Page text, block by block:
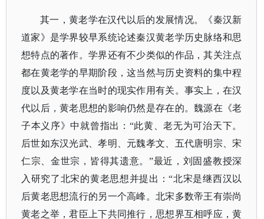
其一，黄老学在汉代以后的发展情况。《秦汉新
道家》是学界较早系统论述秦汉黄老学历史脉络和思
想特点的著作。学界还有不少类似的作品，其关注点
都在黄老学的早期阶段，这当然与历史资料的集中程
度以及黄老学在当时的现实作用有关。事实上，在汉
代以后，黄老思想的影响仍然是存在的。魏源在《老
子本义序》中就曾指出： “此黄、老无为可治天下。
后世如东汉光武、孝明、元魏孝文、五代唐明宗、宋
仁宗、金世宗，皆得其遗意。”最近，刘固盛教授深
入研究了北宋的黄老思想并提出：“北宋是继西汉以
后黄老思想流行的另一个高峰。北宋多数帝王有崇尚
黄老之举，君臣上下共同推行，思想界互相呼应，黄